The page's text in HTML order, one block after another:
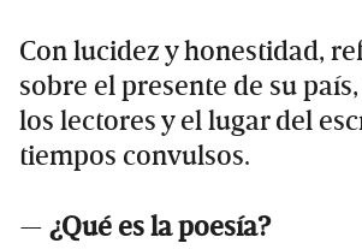
Con lucidez y honestidad,
sobre el presente de su
los lectores y el lugar del
tiempos convulsos.
— ¿Qué es la poesía?